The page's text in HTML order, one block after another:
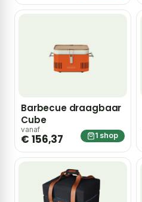
Barbecue draagbaar
Cube
vanaf
€ 156,37 1 shop